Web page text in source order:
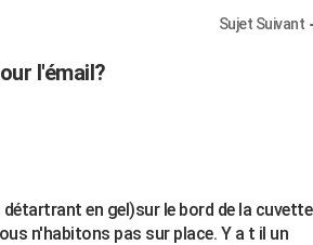
Sujet Suivant
l'émail?
en gel)sur le bord de la cuvette
n'habitons pas sur place. Y a t il un